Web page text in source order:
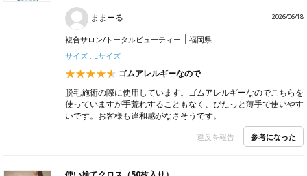
ままーる 2026/06/18
複合サロン/トータルビューティー
福岡県
サイズ : Lサイズ
ゴムアレルギーなので
脱毛施術の際に使用しています。ゴムアレルギーなのでこちらを
使っていますが手荒れすることもなく、ぴたっと薄手で使いやす
いです。お客様も違和感がなさそうです。
違反を報告 参考になった